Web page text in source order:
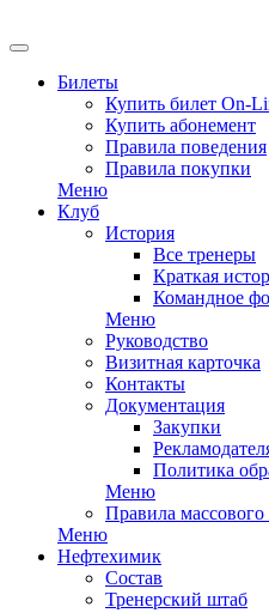
Билеты
Купить билет On-
Купить абонемент
Правила поведения
Правила покупки
Меню
Клуб
История
Все тренеры
Краткая
Командное
Меню
Руководство
Визитная карточка
Контакты
Документация
Закупки
Политика
Меню
Правила массового
Меню
Нефтехимик
Состав
Тренерский штаб